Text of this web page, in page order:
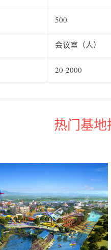
500
会议室（人）
20-2000
热门基地